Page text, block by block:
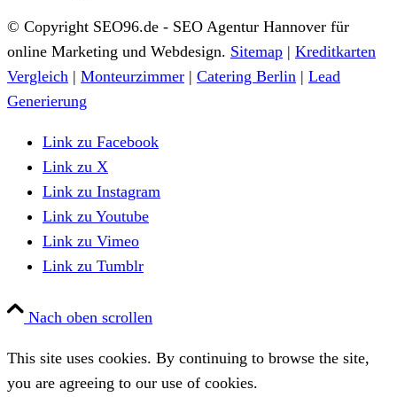
© Copyright SEO96.de - SEO Agentur Hannover für
online Marketing und Webdesign. Sitemap | Kreditkarten
Vergleich | Monteurzimmer | Catering Berlin | Lead
Generierung
Link zu Facebook
Link zu X
Link zu Instagram
Link zu Youtube
Link zu Vimeo
Link zu Tumblr
Nach oben scrollen
This site uses cookies. By continuing to browse the site,
you are agreeing to our use of cookies.